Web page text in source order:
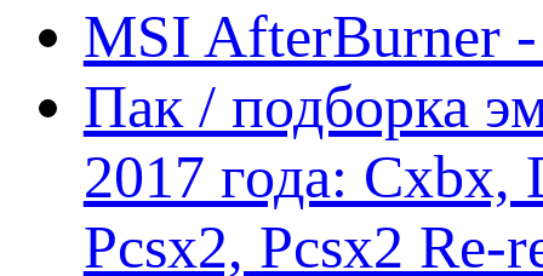
MSI AfterBurner
Пак / подборка
2017 года:
Pcsx2, Pcsx2